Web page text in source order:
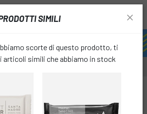
SIMILI
scorte di questo prodotto, ti
articoli simili che abbiamo in stock